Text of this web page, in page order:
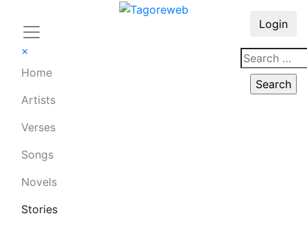
×
Home
Artists
Verses
Songs
Novels
Stories
Login